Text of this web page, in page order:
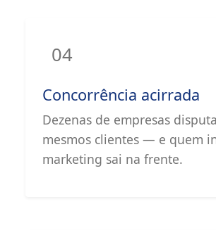
04
Concorrência acirrada
Dezenas de empresas
mesmos clientes — e quem
marketing sai na frente.